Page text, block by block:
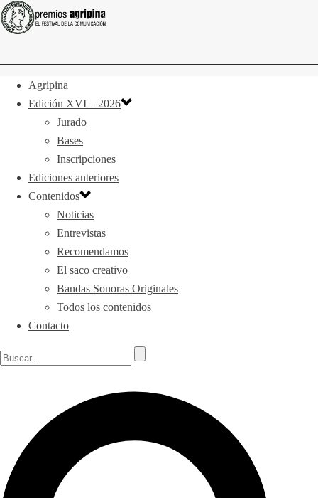
Agripina
Edición XVI – 2026
Jurado
Bases
Inscripciones
Ediciones anteriores
Contenidos
Noticias
Entrevistas
Recomendamos
El saco creativo
Bandas Sonoras Originales
Todos los contenidos
Contacto